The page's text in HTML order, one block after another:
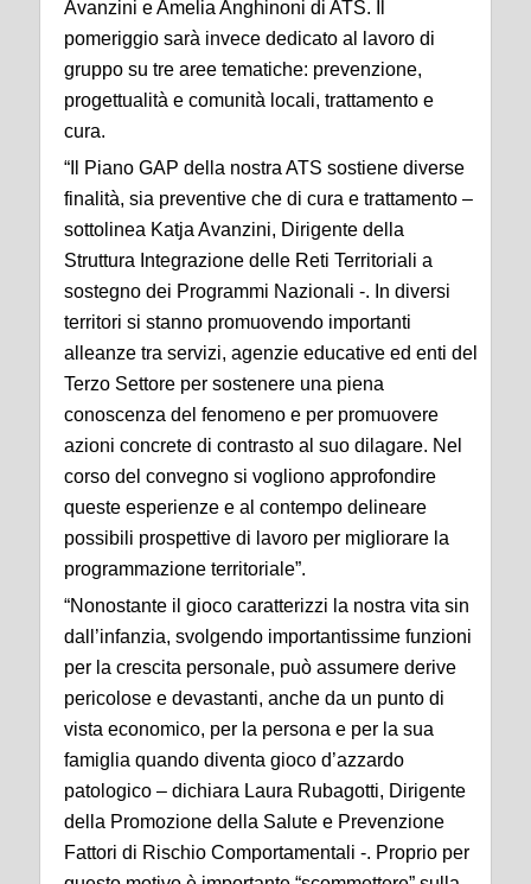
Avanzini e Amelia Anghinoni di ATS. Il
pomeriggio sarà invece dedicato al lavoro di
gruppo su tre aree tematiche: prevenzione,
progettualità e comunità locali, trattamento e
cura.
“Il Piano GAP della nostra ATS sostiene diverse
finalità, sia preventive che di cura e trattamento –
sottolinea Katja Avanzini, Dirigente della
Struttura Integrazione delle Reti Territoriali a
sostegno dei Programmi Nazionali -. In diversi
territori si stanno promuovendo importanti
alleanze tra servizi, agenzie educative ed enti del
Terzo Settore per sostenere una piena
conoscenza del fenomeno e per promuovere
azioni concrete di contrasto al suo dilagare. Nel
corso del convegno si vogliono approfondire
queste esperienze e al contempo delineare
possibili prospettive di lavoro per migliorare la
programmazione territoriale”.
“Nonostante il gioco caratterizzi la nostra vita sin
dall’infanzia, svolgendo importantissime funzioni
per la crescita personale, può assumere derive
pericolose e devastanti, anche da un punto di
vista economico, per la persona e per la sua
famiglia quando diventa gioco d’azzardo
patologico – dichiara Laura Rubagotti, Dirigente
della Promozione della Salute e Prevenzione
Fattori di Rischio Comportamentali -. Proprio per